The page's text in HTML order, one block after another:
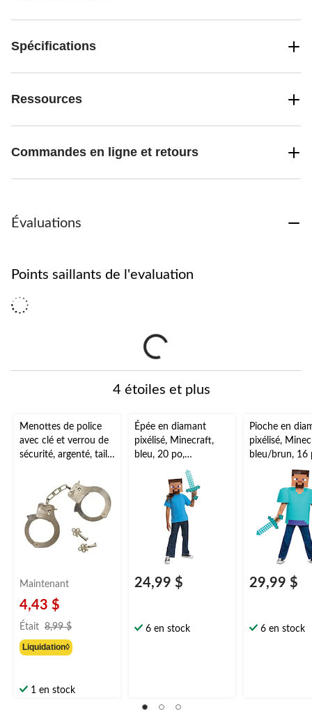
Spécifications
Ressources
Commandes en ligne et retours
Évaluations
Points saillants de l'evaluation
4 étoiles et plus
Menottes de police
avec clé et verrou de
sécurité, argenté, taille
costume à porter
pour l'Halloween
Maintenant
4,43 $
Était 8,99 $
Liquidation◊
1 en stock
Épée en diamant
pixélisé, Minecraft,
bleu, 20 po,
accessoire de
costume à porter
pour l'Halloween
24,99 $
6 en stock
Pioche en
pixélisé,
bleu/brun, 16
accessoire de
costume à
pour
29,99 $
6 en stock